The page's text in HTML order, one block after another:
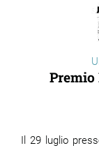
Il 29 luglio